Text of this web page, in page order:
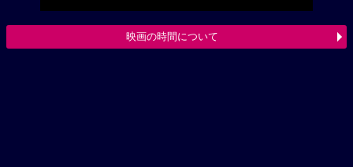
映画の時間について